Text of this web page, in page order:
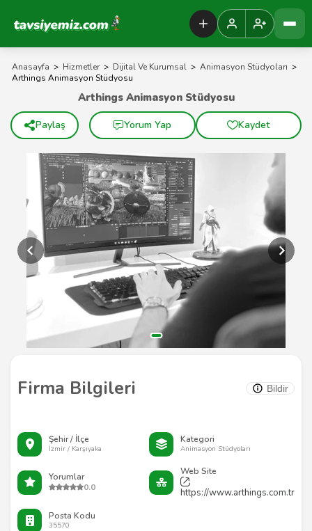
Tavsiyemiz Anasayfa
Anasayfa > Hizmetler > Dijital Ve Kurumsal > Animasyon Stüdyoları >
Arthings Animasyon Stüdyosu
Firma Bilgileri Bildir
Şehir / İlçe
İzmir / Karşıyaka
Kategori
Animasyon Stüdyoları
Yorumlar
0.0
Web Site
https://www.arthings.com.tr
Posta Kodu
35570
Arthings Animasyon Stüdyosu
Paylaş Yorum Yap Kaydet